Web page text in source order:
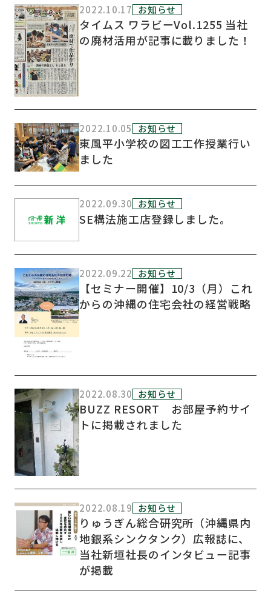
2022.10.17 お知らせ
タイムス ワラビーVol.1255 当社
の廃材活用が記事に載りました！
2022.10.05 お知らせ
東風平小学校の図工工作授業行い
ました
2022.09.30 お知らせ
SE構法施工店登録しました。
2022.09.22 お知らせ
【セミナー開催】10/3（月）これ
からの沖縄の住宅会社の経営戦略
2022.08.30 お知らせ
BUZZ RESORT お部屋予約サイ
トに掲載されました
2022.08.19 お知らせ
りゅうぎん総合研究所（沖縄県内
地銀系シンクタンク）広報誌に、
当社新垣社長のインタビュー記事
が掲載